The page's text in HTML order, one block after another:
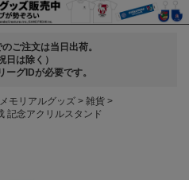
ご注文は当日出荷。
日は除く）
ーグIDが必要です。
モリアルグッズ
雑貨
記念アクリルスタンド